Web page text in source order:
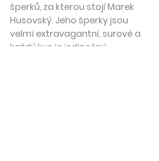
šperků, za kterou stojí Marek
Husovský. Jeho šperky jsou
velmi extravagantní, surové a
každý kus je jedinečný.